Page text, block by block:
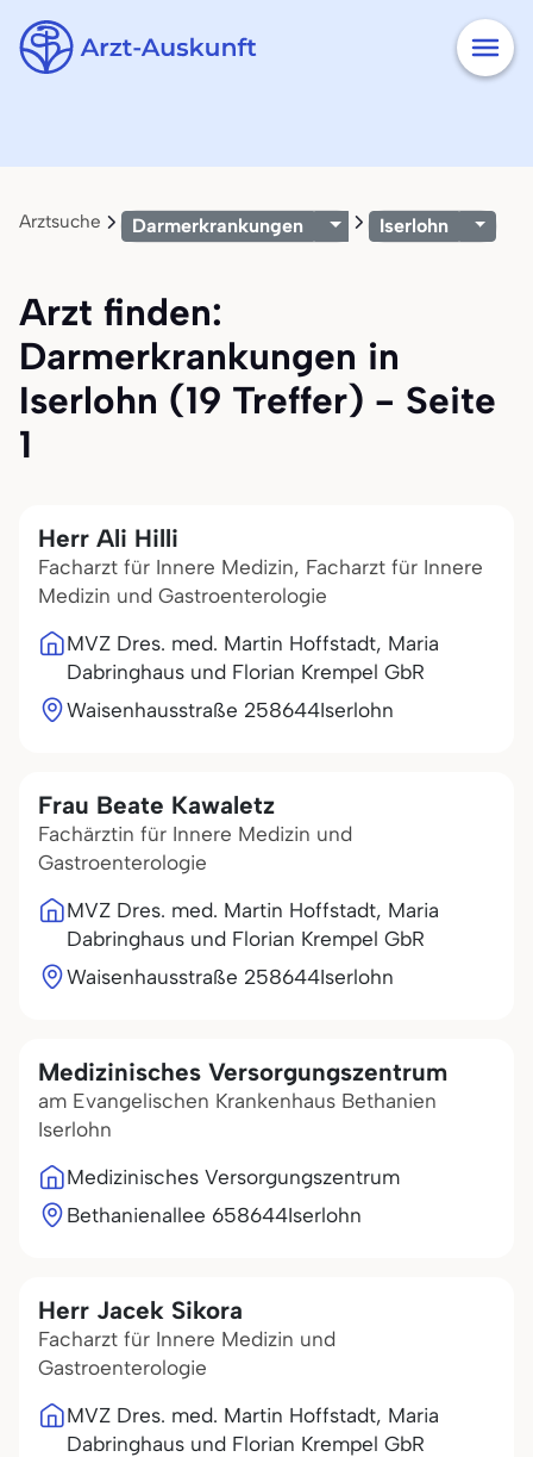
Arztsuche Darmerkrankungen Iserlohn
Arzt finden:
Darmerkrankungen in
Iserlohn (19 Treffer) - Seite
1
Herr Ali Hilli
Facharzt für Innere Medizin, Facharzt für Innere
Medizin und Gastroenterologie
MVZ Dres. med. Martin Hoffstadt, Maria
Dabringhaus und Florian Krempel GbR
Waisenhausstraße 258644Iserlohn
Frau Beate Kawaletz
Fachärztin für Innere Medizin und
Gastroenterologie
MVZ Dres. med. Martin Hoffstadt, Maria
Dabringhaus und Florian Krempel GbR
Waisenhausstraße 258644Iserlohn
Medizinisches Versorgungszentrum
am Evangelischen Krankenhaus Bethanien
Iserlohn
Medizinisches Versorgungszentrum
Bethanienallee 658644Iserlohn
Herr Jacek Sikora
Facharzt für Innere Medizin und
Gastroenterologie
MVZ Dres. med. Martin Hoffstadt, Maria
Dabringhaus und Florian Krempel GbR